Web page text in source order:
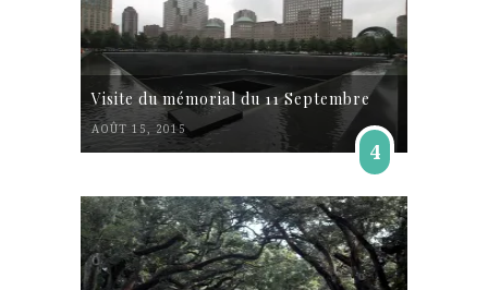
Visite du mémorial du 11 Septembre
AOÛT 15, 2015
4